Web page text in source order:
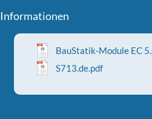
Informationen
BauStatik-Module EC
S713.de.pdf